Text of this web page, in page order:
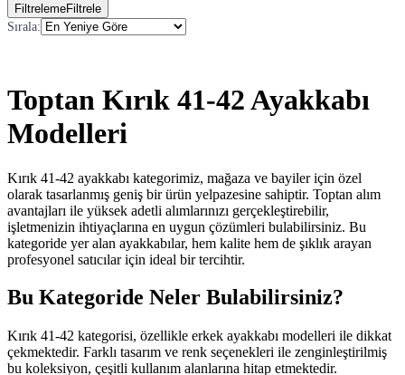
FiltrelemeFiltrele
Sırala:
Toptan Kırık 41-42 Ayakkabı
Modelleri
Kırık 41-42 ayakkabı kategorimiz, mağaza ve bayiler için özel
olarak tasarlanmış geniş bir ürün yelpazesine sahiptir. Toptan alım
avantajları ile yüksek adetli alımlarınızı gerçekleştirebilir,
işletmenizin ihtiyaçlarına en uygun çözümleri bulabilirsiniz. Bu
kategoride yer alan ayakkabılar, hem kalite hem de şıklık arayan
profesyonel satıcılar için ideal bir tercihtir.
Bu Kategoride Neler Bulabilirsiniz?
Kırık 41-42 kategorisi, özellikle erkek ayakkabı modelleri ile dikkat
çekmektedir. Farklı tasarım ve renk seçenekleri ile zenginleştirilmiş
bu koleksiyon, çeşitli kullanım alanlarına hitap etmektedir.